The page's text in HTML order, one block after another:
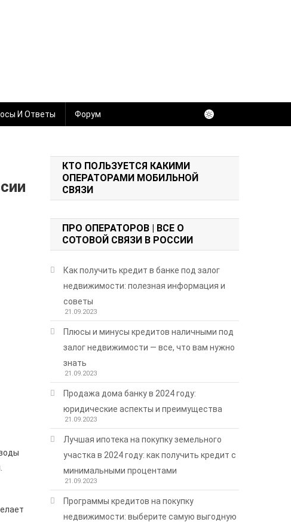
И Ответы Форум
КТО ПОЛЬЗУЕТСЯ КАКИМИ
ОПЕРАТОРАМИ МОБИЛЬНОЙ
СВЯЗИ
ПРО ОПЕРАТОРОВ | ВСЕ О
СОТОВОЙ СВЯЗИ В РОССИИ
Как получить кредит в банке под залог
недвижимости: полезная информация и
советы
21.09.2023
Плюсы и минусы кредитов наличными под
залог недвижимости — все, что вам нужно
знать
21.09.2023
Продажа дома банку в 2024 году:
юридические аспекты и преимущества
21.09.2023
Лучшая ипотека на покупку земельного
участка в 2024 году: как получить кредит с
минимальными процентами
21.09.2023
Программы кредитов на покупку
недвижимости: выберите самую выгодную